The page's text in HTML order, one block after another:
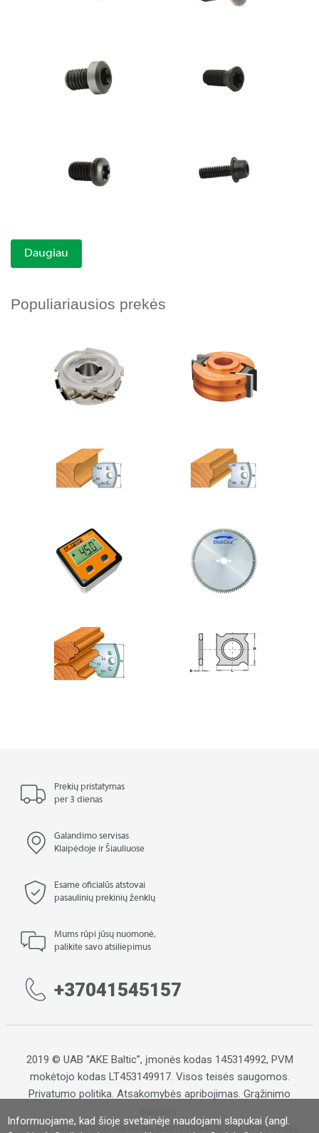
Informuojame, kad šioje svetainėje naudojami slapukai (angl.
Daugiau
Populiariausios prekės
Prekių pristatymas
per 3 dienas
Galandimo servisas
Klaipėdoje ir Šiauliuose
Esame oficialūs atstovai
pasaulinių prekinių ženklų
Mums rūpi jūsų nuomonė,
palikite savo atsiliepimus
+37041545157
2019 © UAB “AKE Baltic”, įmonės kodas 145314992, PVM
mokėtojo kodas LT453149917. Visos teisės saugomos.
Privatumo politika. Atsakomybės apribojimas. Grąžinimo
Įrankių galandinimo servisas, pramoniniai pjūklai, pramoninia